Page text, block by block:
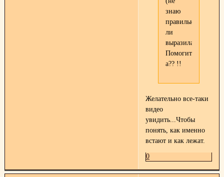
знаю
правильно
ли
выразилась)))
Помогите,
а?? !!
Желательно все-таки
видео
увидить...Чтобы
понять, как именно
встают и как лежат.
0